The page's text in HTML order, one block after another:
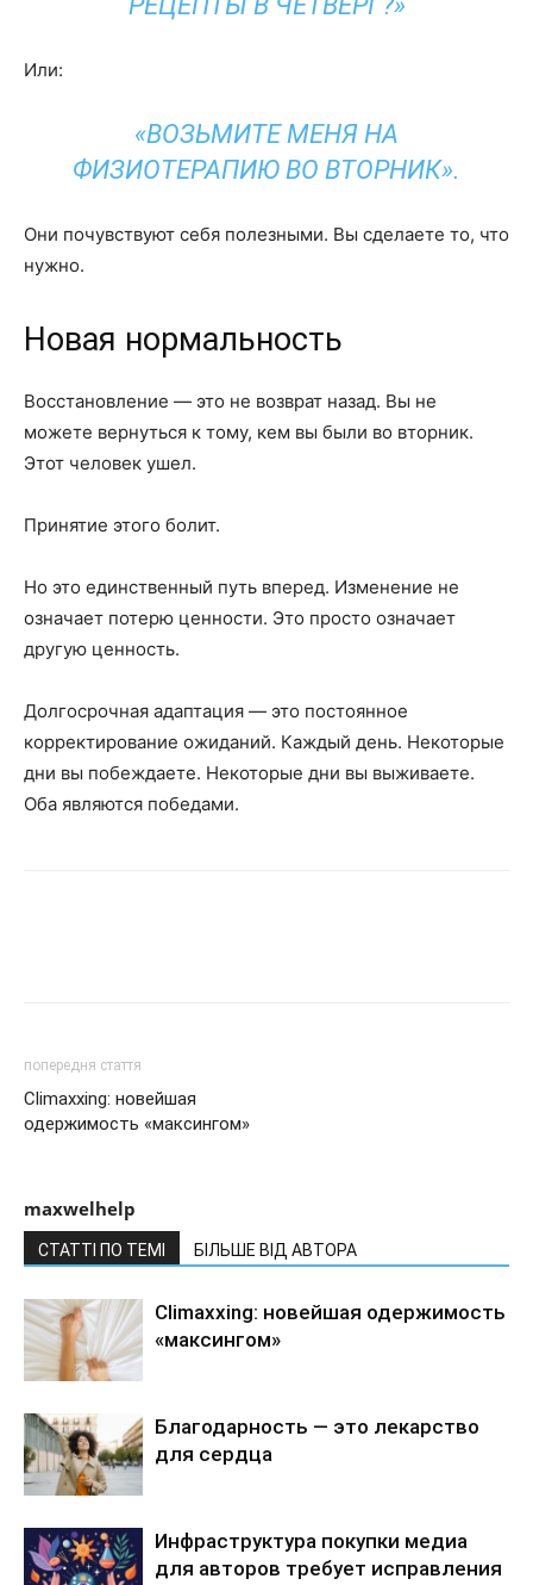
Или:
«ВОЗЬМИТЕ МЕНЯ НА
ФИЗИОТЕРАПИЮ ВО ВТОРНИК».
Они почувствуют себя полезными. Вы сделаете то, что
нужно.
Новая нормальность
Восстановление — это не возврат назад. Вы не
можете вернуться к тому, кем вы были во вторник.
Этот человек ушел.
Принятие этого болит.
Но это единственный путь вперед. Изменение не
означает потерю ценности. Это просто означает
другую ценность.
Долгосрочная адаптация — это постоянное
корректирование ожиданий. Каждый день. Некоторые
дни вы побеждаете. Некоторые дни вы выживаете.
Оба являются победами.
попередня стаття
Climaxxing: новейшая
одержимость «максингом»
maxwelhelp
СТАТТІ ПО ТЕМІ БІЛЬШЕ ВІД АВТОРА
Climaxxing: новейшая одержимость
«максингом»
Благодарность — это лекарство
для сердца
Инфраструктура покупки медиа
для авторов требует исправления